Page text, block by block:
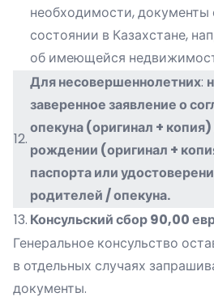
необходимости,
состоянии в Казахстане,
об имеющейся
12.
Для несовершеннолетних:
заверенное заявление о
опекуна (оригинал +
рождении (оригинал +
паспорта или
родителей / опекуна.
13. Консульский сбор90,00
Генеральное консульство
в отдельных случаях
документы.